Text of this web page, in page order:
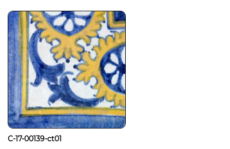
C-17-00139-ct01